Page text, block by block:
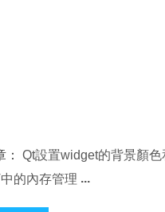
：Qt設置widget的背景顏色
的內存管理